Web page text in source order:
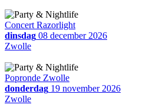
Concert Razorlight
dinsdag 08 december 2026
Zwolle
Popronde Zwolle
donderdag 19 november 2026
Zwolle